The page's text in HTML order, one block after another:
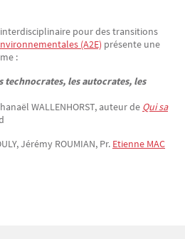
pour des transitions
(A2E) présente une
:
technocrates, les autocrates, les
WALLENHORST, auteur de Qui sa
Jérémy ROUMIAN, Pr. Etienne MAC